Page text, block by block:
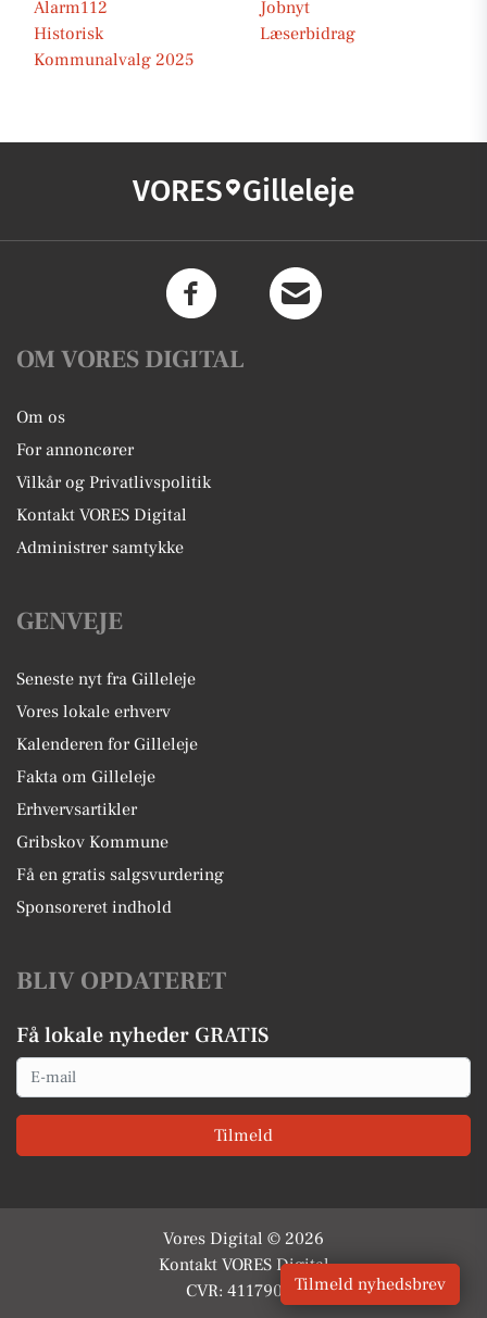
Alarm112
Jobnyt
Historisk
Læserbidrag
Kommunalvalg 2025
VORES Gilleleje
OM VORES DIGITAL
Om os
For annoncører
Vilkår og Privatlivspolitik
Kontakt VORES Digital
Administrer samtykke
GENVEJE
Seneste nyt fra Gilleleje
Vores lokale erhverv
Kalenderen for Gilleleje
Fakta om Gilleleje
Erhvervsartikler
Gribskov Kommune
Få en gratis salgsvurdering
Sponsoreret indhold
BLIV OPDATERET
Få lokale nyheder GRATIS
Email
Tilmeld
Vores Digital © 2026
Kontakt VORES Digital
CVR: 41179082Tilmeld nyhedsbrev